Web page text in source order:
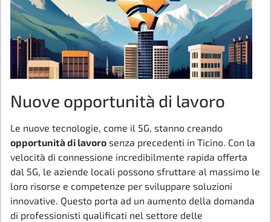
Nuove opportunità di lavoro
Le nuove tecnologie, come il 5G, stanno creando
opportunità di lavoro senza precedenti in Ticino. Con la
velocità di connessione incredibilmente rapida offerta
dal 5G, le aziende locali possono sfruttare al massimo le
loro risorse e competenze per sviluppare soluzioni
innovative. Questo porta ad un aumento della domanda
di professionisti qualificati nel settore delle